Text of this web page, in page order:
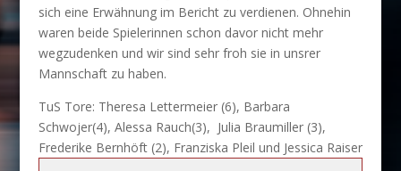
sich eine Erwähnung im Bericht zu verdienen. Ohnehin
waren beide Spielerinnen schon davor nicht mehr
wegzudenken und wir sind sehr froh sie in unsrer
Mannschaft zu haben.
TuS Tore: Theresa Lettermeier (6), Barbara
Schwojer(4), Alessa Rauch(3), Julia Braumiller (3),
Frederike Bernhöft (2), Franziska Pleil und Jessica Raiser